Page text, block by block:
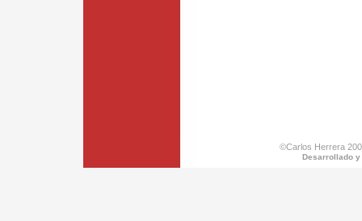
©Carlos Herrera
Desarrollado